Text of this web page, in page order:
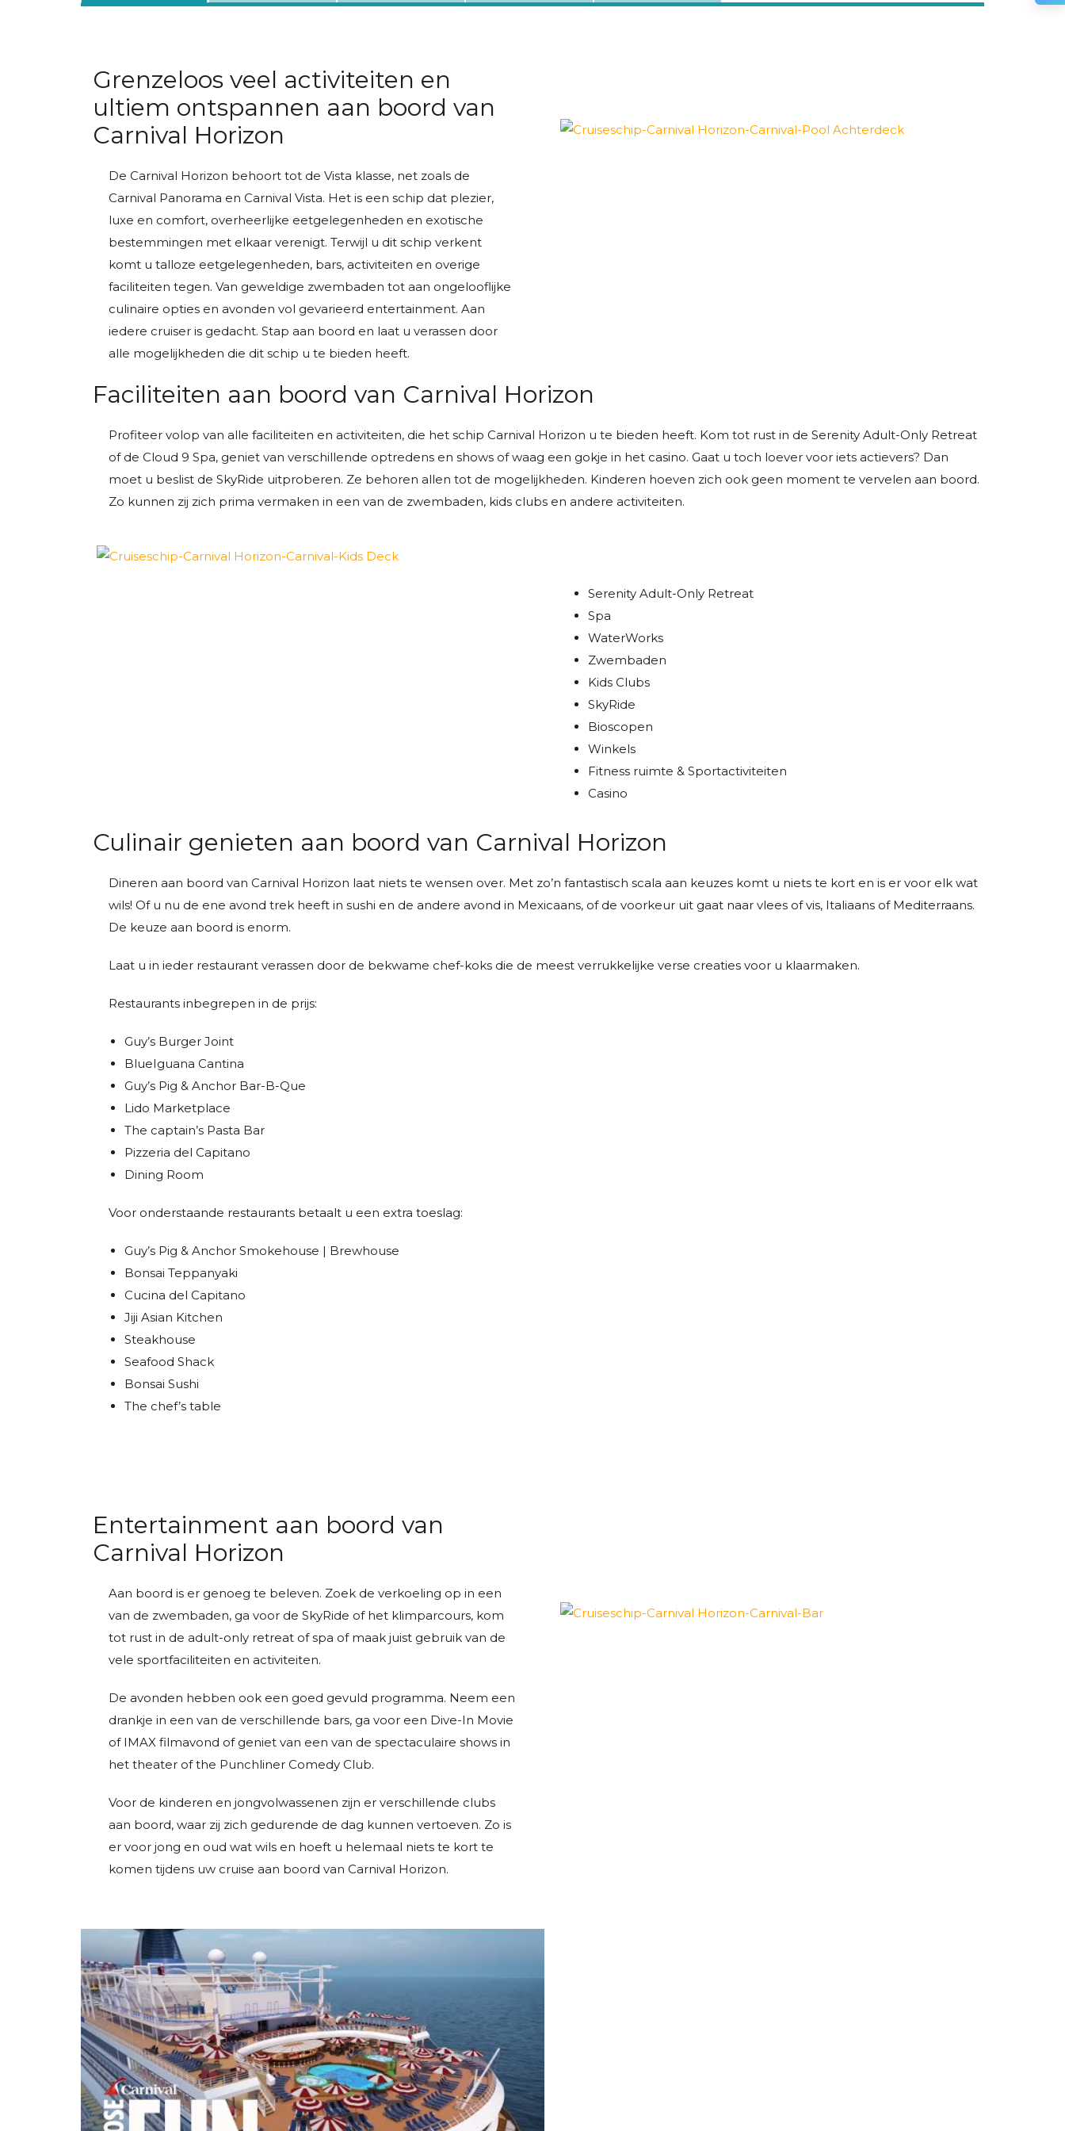
Grenzeloos veel activiteiten en
ultiem ontspannen aan boord van
Carnival Horizon
De Carnival Horizon behoort tot de Vista klasse, net zoals de
Carnival Panorama en Carnival Vista. Het is een schip dat plezier,
luxe en comfort, overheerlijke eetgelegenheden en exotische
bestemmingen met elkaar verenigt. Terwijl u dit schip verkent
komt u talloze eetgelegenheden, bars, activiteiten en overige
faciliteiten tegen. Van geweldige zwembaden tot aan ongelooflijke
culinaire opties en avonden vol gevarieerd entertainment. Aan
iedere cruiser is gedacht. Stap aan boord en laat u verassen door
alle mogelijkheden die dit schip u te bieden heeft.
Faciliteiten aan boord van Carnival Horizon
Profiteer volop van alle faciliteiten en activiteiten, die het schip Carnival Horizon u te bieden heeft. Kom tot rust in de Serenity Adult-Only Retreat
of de Cloud 9 Spa, geniet van verschillende optredens en shows of waag een gokje in het casino. Gaat u toch loever voor iets actievers? Dan
moet u beslist de SkyRide uitproberen. Ze behoren allen tot de mogelijkheden. Kinderen hoeven zich ook geen moment te vervelen aan boord.
Zo kunnen zij zich prima vermaken in een van de zwembaden, kids clubs en andere activiteiten.
Serenity Adult-Only Retreat
Spa
WaterWorks
Zwembaden
Kids Clubs
SkyRide
Bioscopen
Winkels
Fitness ruimte & Sportactiviteiten
Casino
Culinair genieten aan boord van Carnival Horizon
Dineren aan boord van Carnival Horizon laat niets te wensen over. Met zo’n fantastisch scala aan keuzes komt u niets te kort en is er voor elk wat
wils! Of u nu de ene avond trek heeft in sushi en de andere avond in Mexicaans, of de voorkeur uit gaat naar vlees of vis, Italiaans of Mediterraans.
De keuze aan boord is enorm.
Laat u in ieder restaurant verassen door de bekwame chef-koks die de meest verrukkelijke verse creaties voor u klaarmaken.
Restaurants inbegrepen in de prijs:
Guy’s Burger Joint
BlueIguana Cantina
Guy’s Pig & Anchor Bar-B-Que
Lido Marketplace
The captain’s Pasta Bar
Pizzeria del Capitano
Dining Room
Voor onderstaande restaurants betaalt u een extra toeslag:
Guy’s Pig & Anchor Smokehouse | Brewhouse
Bonsai Teppanyaki
Cucina del Capitano
Jiji Asian Kitchen
Steakhouse
Seafood Shack
Bonsai Sushi
The chef’s table
Entertainment aan boord van
Carnival Horizon
Aan boord is er genoeg te beleven. Zoek de verkoeling op in een
van de zwembaden, ga voor de SkyRide of het klimparcours, kom
tot rust in de adult-only retreat of spa of maak juist gebruik van de
vele sportfaciliteiten en activiteiten.
De avonden hebben ook een goed gevuld programma. Neem een
drankje in een van de verschillende bars, ga voor een Dive-In Movie
of IMAX filmavond of geniet van een van de spectaculaire shows in
het theater of the Punchliner Comedy Club.
Voor de kinderen en jongvolwassenen zijn er verschillende clubs
aan boord, waar zij zich gedurende de dag kunnen vertoeven. Zo is
er voor jong en oud wat wils en hoeft u helemaal niets te kort te
komen tijdens uw cruise aan boord van Carnival Horizon.